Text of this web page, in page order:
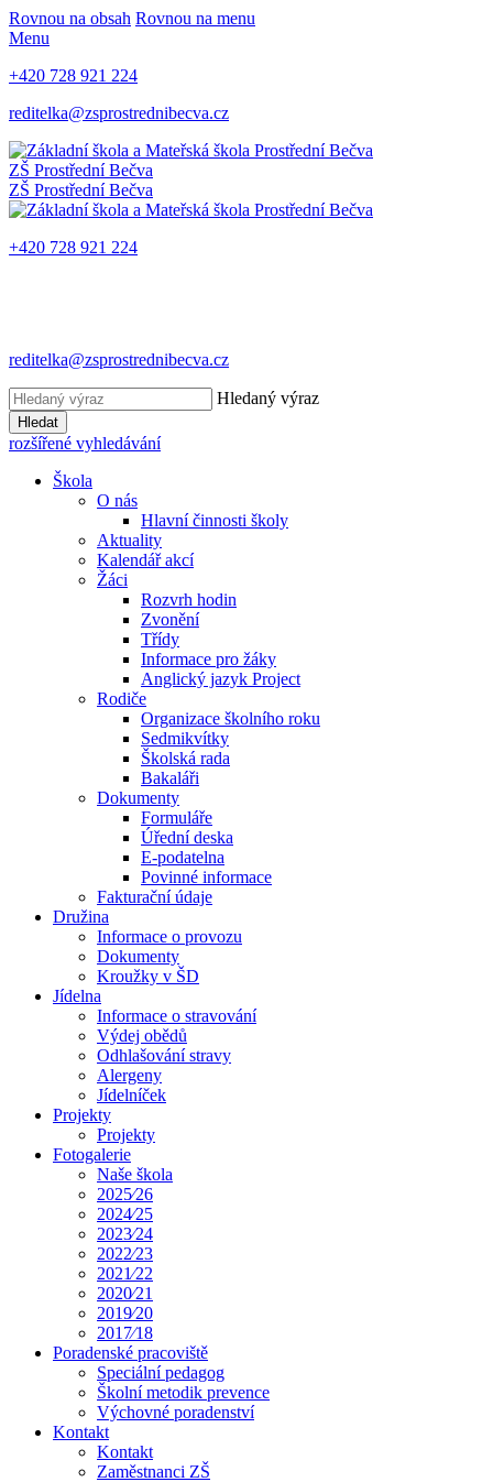
Rovnou na obsah Rovnou na menu
Menu
+420 728 921 224
reditelka@zsprostrednibecva.cz
ZŠ Prostřední Bečva
ZŠ Prostřední Bečva
+420 728 921 224
reditelka@zsprostrednibecva.cz
Hledaný výraz
Hledat
rozšířené vyhledávání
Škola
O nás
Hlavní činnosti školy
Aktuality
Kalendář akcí
Žáci
Rozvrh hodin
Zvonění
Třídy
Informace pro žáky
Anglický jazyk Project
Rodiče
Organizace školního roku
Sedmikvítky
Školská rada
Bakaláři
Dokumenty
Formuláře
Úřední deska
E-podatelna
Povinné informace
Fakturační údaje
Družina
Informace o provozu
Dokumenty
Kroužky v ŠD
Jídelna
Informace o stravování
Výdej obědů
Odhlašování stravy
Alergeny
Jídelníček
Projekty
Projekty
Fotogalerie
Naše škola
2025⁄26
2024⁄25
2023⁄24
2022⁄23
2021⁄22
2020⁄21
2019⁄20
2017⁄18
Poradenské pracoviště
Speciální pedagog
Školní metodik prevence
Výchovné poradenství
Kontakt
Kontakt
Zaměstnanci ZŠ